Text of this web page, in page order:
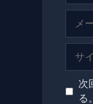
ル
次
る。